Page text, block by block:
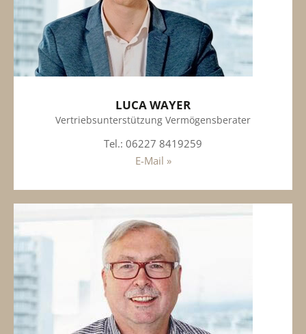
LUCA WAYER
Vertriebsunterstützung Vermögensberater
Tel.: 06227 8419259
E-Mail »